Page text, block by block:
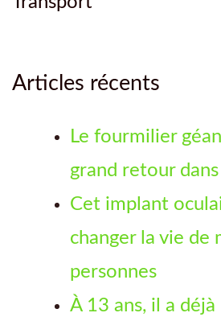
Articles récents
Le fourmilier
grand retour
Cet implant
changer la vie de
personnes
À 13 ans, il a